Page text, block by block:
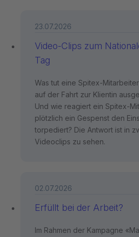
Video-Clips zum
Tag
23.07.2026
Was tut eine Spitex-
auf der Fahrt zur Klientin
Und wie reagiert ein Spitex-
plötzlich ein Gespenst den
torpediert? Die Antwort ist in
Videoclips zu sehen.
Erfüllt bei der Arbeit?
02.07.2026
Im Rahmen der Kampagne